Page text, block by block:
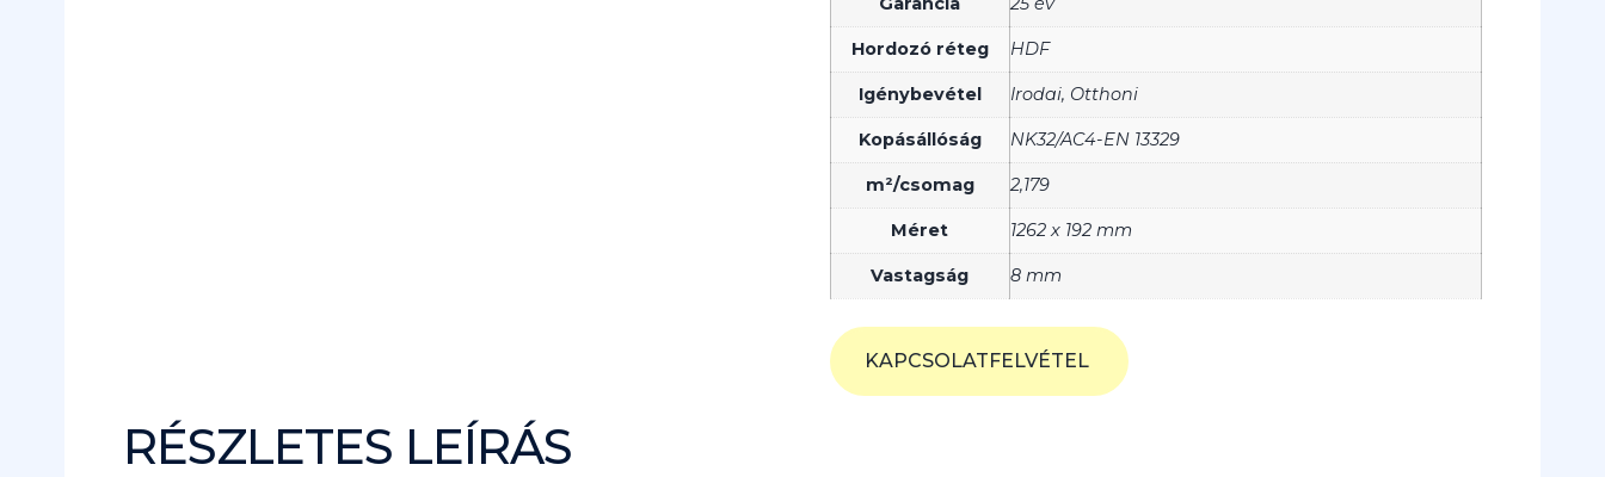
Hordozó réteg HDF
Igénybevétel Irodai, Otthoni
Kopásállóság NK32/AC4-EN 13329
m²/csomag 2,179
Méret 1262 x 192 mm
Vastagság 8 mm
KAPCSOLATFELVÉTEL
RÉSZLETES LEÍRÁS